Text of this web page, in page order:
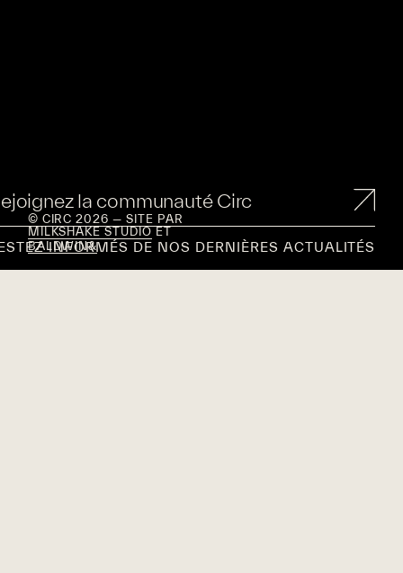
la communauté Circ
INFORMÉS DE NOS DERNIÈRES ACTUALITÉS
© CIRC 2026 — SITE PAR
MILKSHAKE STUDIO ET
BALDWIN&